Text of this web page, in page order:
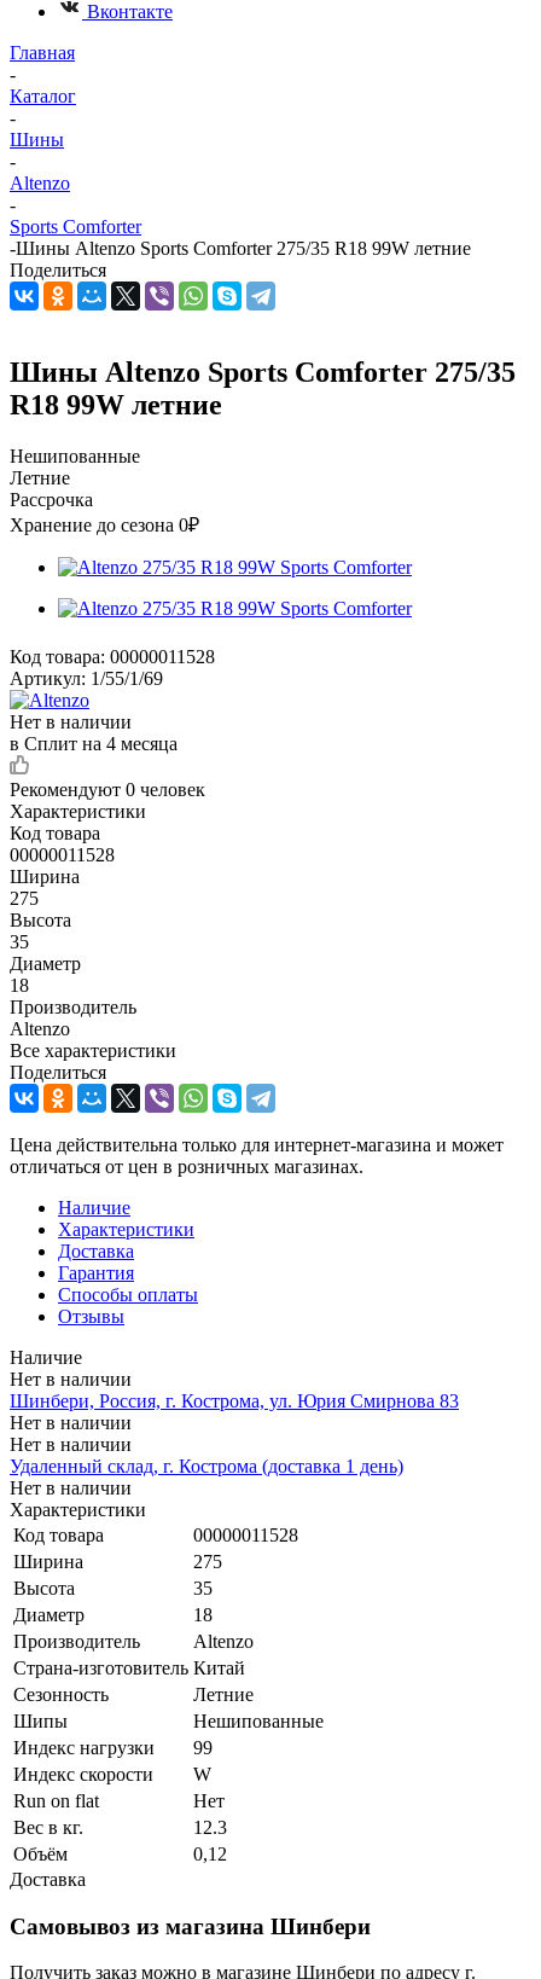
Вконтакте
Главная
-
Каталог
-
Шины
-
Altenzo
-
Sports Comforter
-Шины Altenzo Sports Comforter 275/35 R18 99W летние
Поделиться
Шины Altenzo Sports Comforter 275/35
R18 99W летние
Нешипованные
Летние
Рассрочка
Хранение до сезона 0₽
Код товара: 00000011528
Артикул: 1/55/1/69
Нет в наличии
в Сплит на 4 месяца
Рекомендуют 0 человек
Характеристики
Код товара
00000011528
Ширина
275
Высота
35
Диаметр
18
Производитель
Altenzo
Все характеристики
Поделиться
Цена действительна только для интернет-магазина и может
отличаться от цен в розничных магазинах.
Наличие
Характеристики
Доставка
Гарантия
Способы оплаты
Отзывы
Наличие
Нет в наличии
Шинбери, Россия, г. Кострома, ул. Юрия Смирнова 83
Нет в наличии
Нет в наличии
Удаленный склад, г. Кострома (доставка 1 день)
Нет в наличии
Характеристики
Код товара
00000011528
Ширина
275
Высота
35
Диаметр
18
Производитель
Altenzo
Страна-изготовитель Китай
Сезонность
Летние
Шипы
Нешипованные
Индекс нагрузки
99
Индекс скорости
W
Run on flat
Нет
Вес в кг.
12.3
Объём
0,12
Доставка
Самовывоз из магазина Шинбери
Получить заказ можно в магазине Шинбери по адресу г.